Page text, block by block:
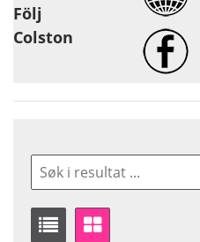
Följ
Colston